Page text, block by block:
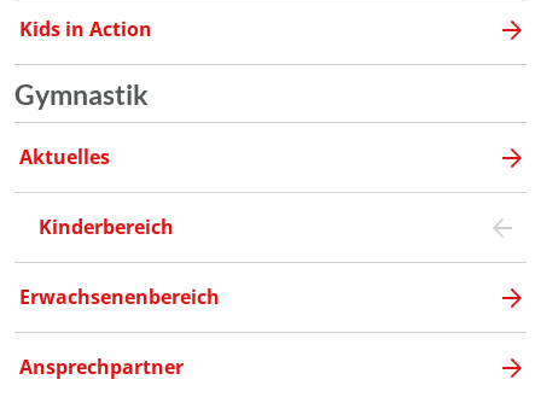
Kids in Action
Gymnastik
Aktuelles
Kinderbereich
Erwachsenenbereich
Ansprechpartner